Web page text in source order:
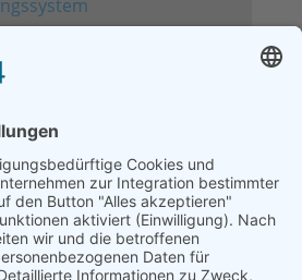
zur einfachen
Zahlungsmöglichkeiten: